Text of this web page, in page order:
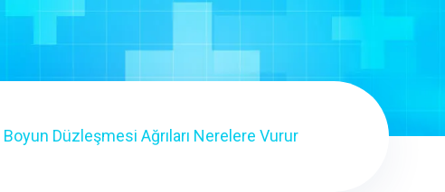
Boyun Düzleşmesi Ağrıları Nerelere Vurur